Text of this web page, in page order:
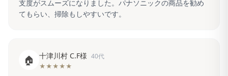
支度がスムーズになりました。パナソニックの商品を勧め
てもらい、掃除もしやすいです。
🏠 十津川村 C.F様 40代
★★★★★